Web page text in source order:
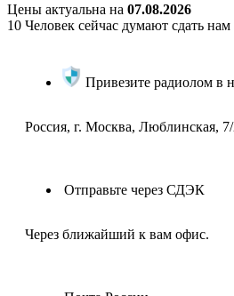
Цены актуальна на 07.08.2026
10 Человек сейчас думают сдать
Привезите радиолом в
Россия, г. Москва, Люблинская, 7/
Отправьте через СДЭК
Через ближайший к вам офис.